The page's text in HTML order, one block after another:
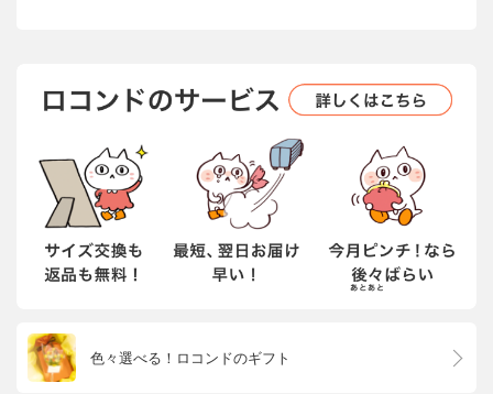
色々選べる！ロコンドのギフト